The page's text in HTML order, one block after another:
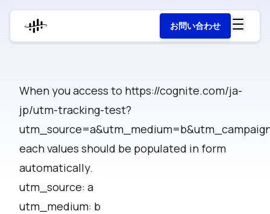
お問い合わせ
When you access to https://cognite.com/ja-
jp/utm-tracking-test?
each values should be populated in form
automatically.
utm_source: a
utm_medium: b